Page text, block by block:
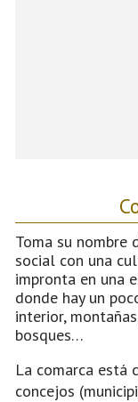
Toma su nombre
social con una
impronta en una
donde hay un
interior,
bosques…
La comarca está
concejos